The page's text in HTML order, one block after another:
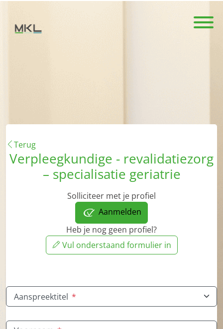
Terug
Verpleegkundige - revalidatiezorg
– specialisatie geriatrie
Solliciteer met je profiel
Aanmelden
Heb je nog geen profiel?
Vul onderstaand formulier in
Aanspreektitel *